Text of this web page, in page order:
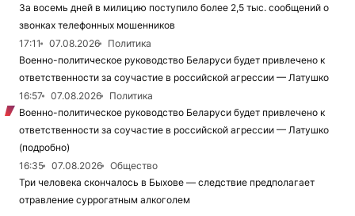
За восемь дней в милицию поступило более 2,5 тыс. сообщений о
звонках телефонных мошенников
17:11
07.08.2026
Политика
Военно-политическое руководство Беларуси будет привлечено к
ответственности за соучастие в российской агрессии — Латушко
16:57
07.08.2026
Политика
Военно-политическое руководство Беларуси будет привлечено к
ответственности за соучастие в российской агрессии — Латушко
(подробно)
16:35
07.08.2026
Общество
Три человека скончалось в Быхове — следствие предполагает
отравление суррогатным алкоголем